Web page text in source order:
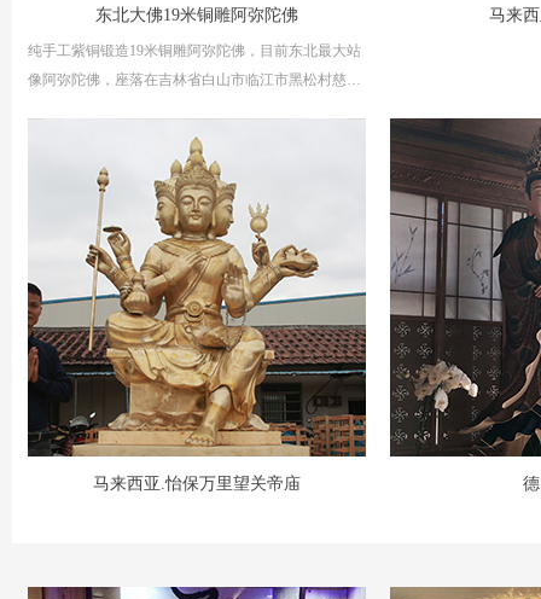
东北大佛19米铜雕阿弥陀佛
纯手工紫铜锻造19米铜雕阿弥陀佛，目前东北最大站
像阿弥陀佛，座落在吉林省白山市临江市黑松村慈光
马来
马来西亚.怡保万里望关帝庙